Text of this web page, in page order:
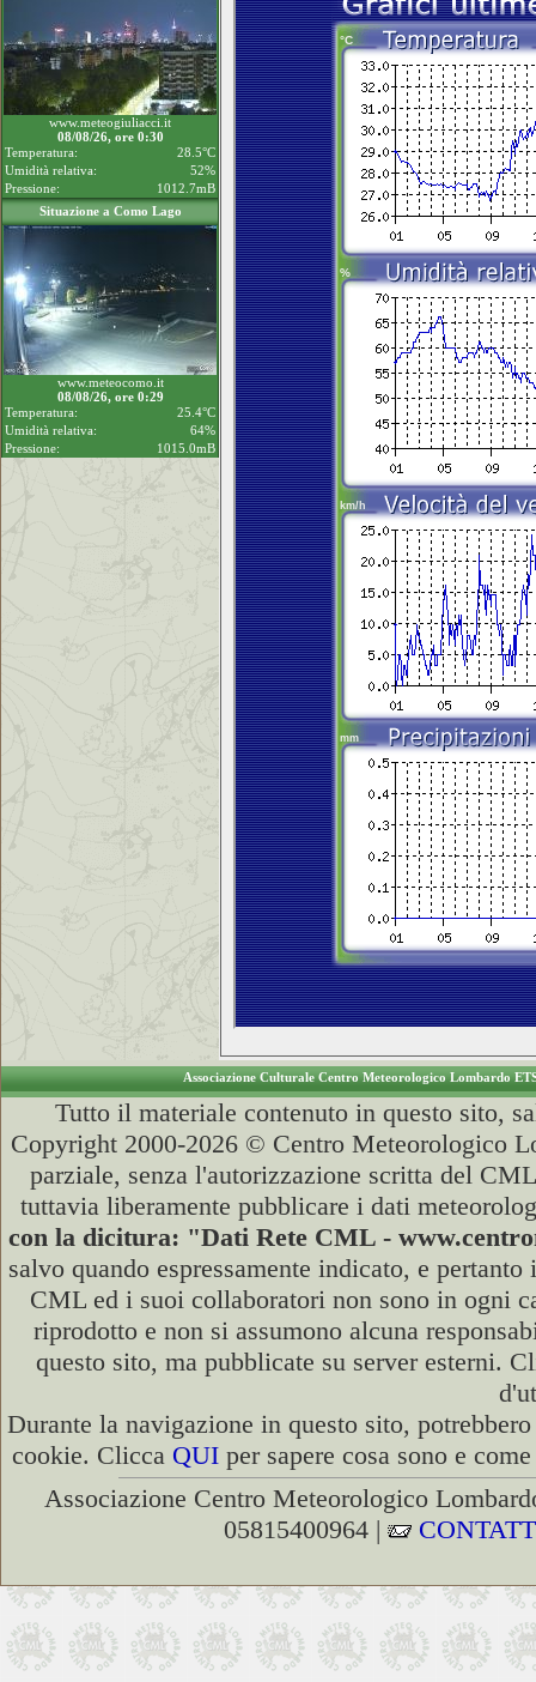
www.meteogiuliacci.it
08/08/26, ore 0:30
Temperatura:
28.5°C
Umidità relativa:
52%
Pressione:
1012.7mB
Situazione a Como Lago
www.meteocomo.it
08/08/26, ore 0:29
Temperatura:
25.4°C
Umidità relativa:
64%
Pressione:
1015.0mB
Associazione Culturale Centro Meteorologico Lombardo
Tutto il materiale contenuto in questo sito,
Copyright 2000-2026 © Centro Meteorologico
parziale, senza l'autorizzazione scritta del
tuttavia liberamente pubblicare i dati
con la dicitura: "Dati Rete CML -
salvo quando espressamente indicato, e
CML ed i suoi collaboratori non sono in ogni
riprodotto e non si assumono alcuna
questo sito, ma pubblicate su server esterni.
Durante la navigazione in questo sito,
cookie. Clicca QUI per sapere cosa sono e
Associazione Centro Meteorologico
05815400964 |